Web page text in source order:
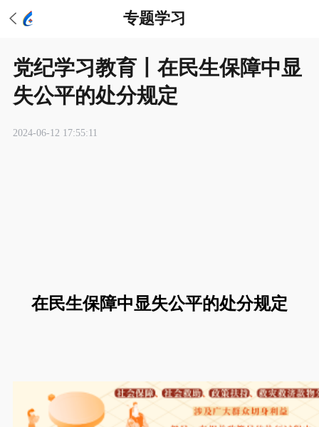
专题学习
党纪学习教育丨​在民生保障中显
失公平的处分规定
2024-06-12 17:55:11
在民生保障中显失公平的处分规定